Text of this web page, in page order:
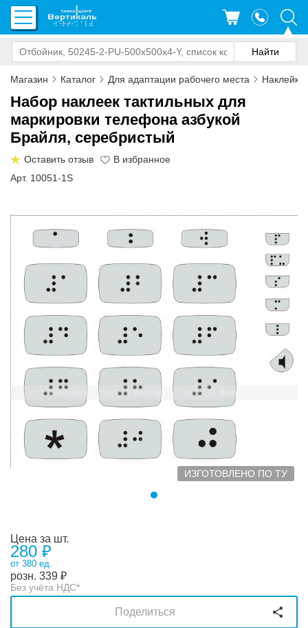
Магазин Каталог Для адаптации рабочего места Наклейки
Набор наклеек тактильных для
маркировки телефона азбукой
Брайля, серебристый
Оставить отзыв
Арт. 10051-1S
ИЗГОТОВЛЕНО ПО ТУ
Цена за шт.
280 ₽
от 380 ед.
розн. 339 ₽
Без учёта НДС*
Поделиться